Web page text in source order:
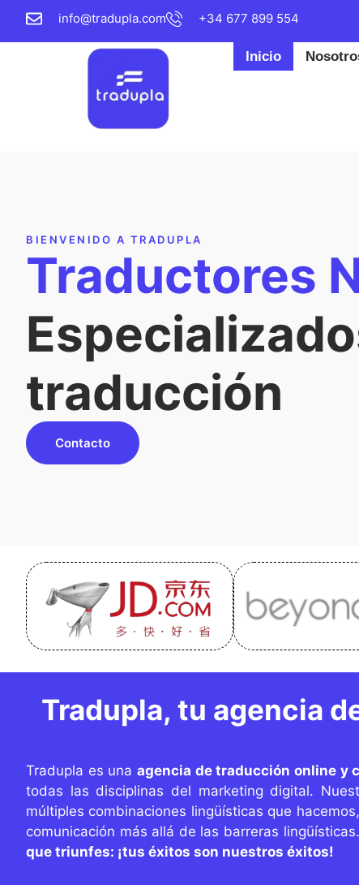
info@tradupla.com +34 677 899 554
Inicio
BIENVENIDO A TRADUPLA
Traductores
traducción
Contacto
Tradupla, tu agencia
Tradupla es unaagencia de traducción online y
todas las disciplinas del marketing digital.
múltiples combinaciones lingüísticas que
comunicación más allá de las barreras
que triunfes: ¡tus éxitos son nuestros éxitos!